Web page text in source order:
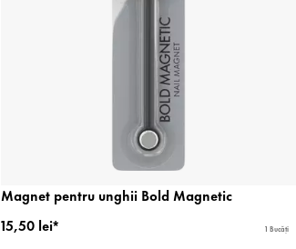
Magnet pentru unghii Bold Magnetic
15,50 lei*
1 Bucăți